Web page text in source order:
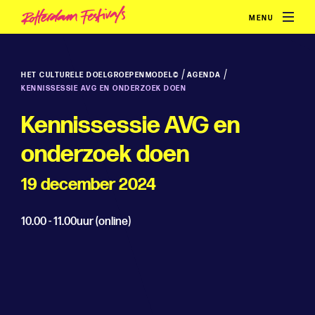
MENU
HET CULTURELE DOELGROEPENMODEL© / AGENDA /
KENNISSESSIE AVG EN ONDERZOEK DOEN
Kennissessie AVG en
onderzoek doen
19 december 2024
10.00 - 11.00uur (online)